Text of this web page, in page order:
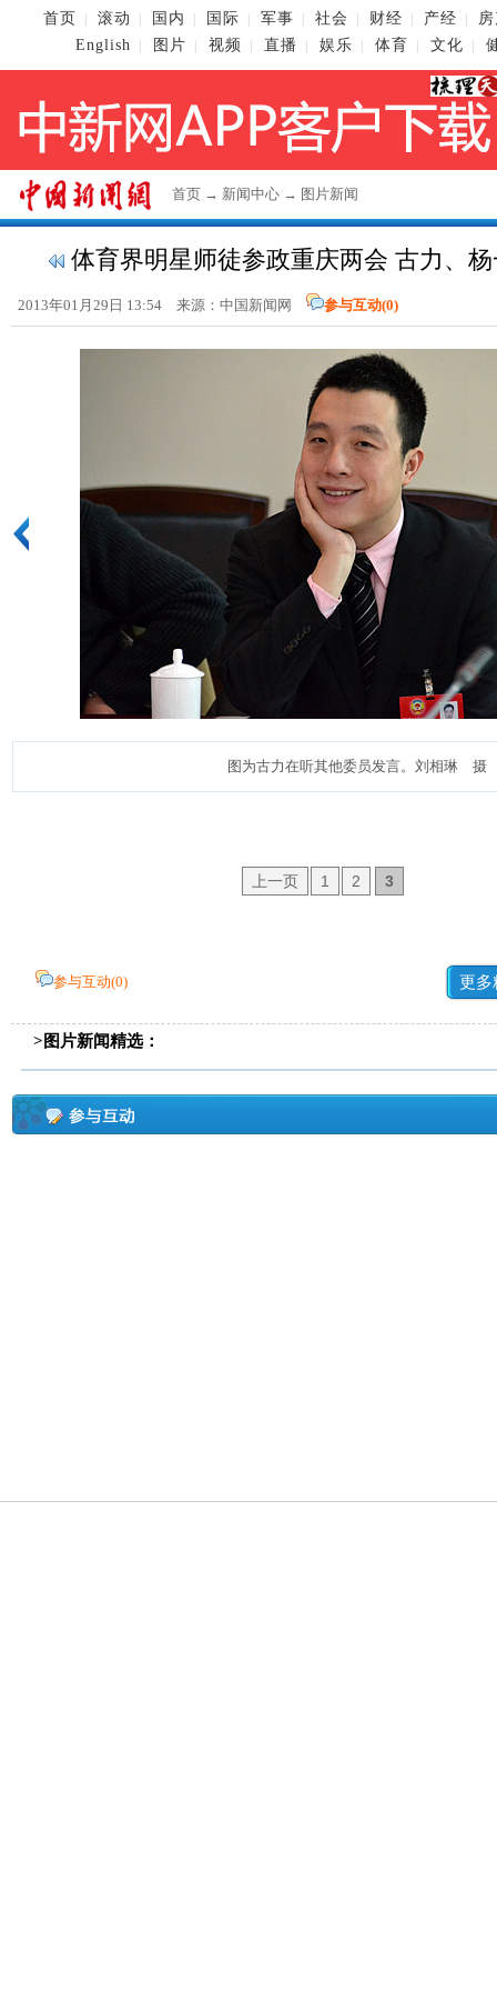
首页 滚动 国内 国际 军事 社会 财经 产经
English
图片 视频 直播 娱乐 体育 文化
首页 → 新闻中心 → 图片新闻
体育界明星师徒参政重庆两会 古力、
2013年01月29日 13:54 来源： 中国新闻网 参与互动(0)
图为古力在听其他委员发言。刘相琳 摄
上一页 1 2 3
参与互动(0) 更多
>图片新闻精选：